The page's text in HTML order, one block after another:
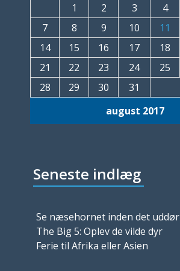
august 2017
1
2 3 4
7
8 9 10 11
14
15 16 17 18
21
22 23 24 25
28
29 30 31
Seneste indlæg
Se næsehornet inden det uddør
The Big 5: Oplev de vilde dyr
Ferie til Afrika eller Asien